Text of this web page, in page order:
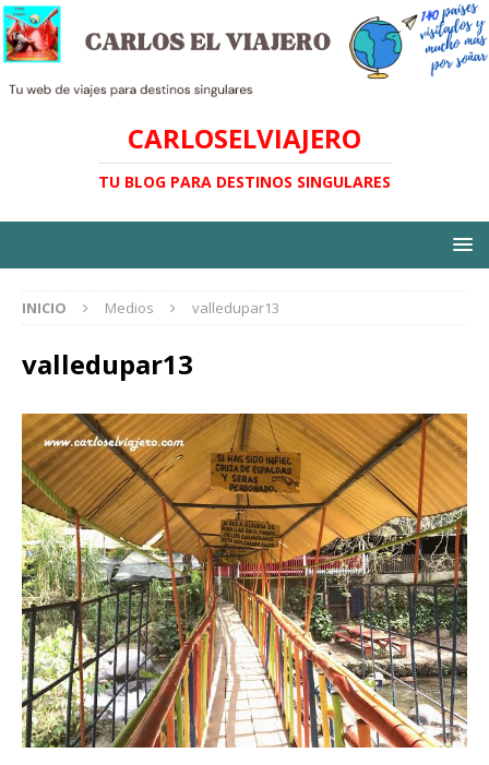
CARLOSELVIAJERO
TU BLOG PARA DESTINOS SINGULARES
INICIO Medios valledupar13
valledupar13